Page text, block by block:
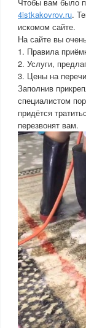
4istkakovrov.ru.
искомом сайте.
На сайте вы
1. Правила
2. Услуги,
3. Цены на
Заполнив
специалистом
придётся
перезвонят вам.